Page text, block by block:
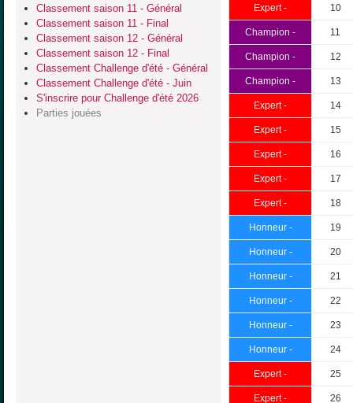
Classement saison 11 - Général
Classement saison 11 - Final
Classement saison 12 - Général
Classement saison 12 - Final
Classement Challenge d'été - Général
Classement Challenge d'été - Juin
S'inscrire pour Challenge d'été 2026
Parties jouées
Expert - 10
Champion - 11
Champion - 12
Champion - 13
Expert - 14
Expert - 15
Expert - 16
Expert - 17
Expert - 18
Honneur - 19
Honneur - 20
Honneur - 21
Honneur - 22
Honneur - 23
Honneur - 24
Expert - 25
Expert - 26